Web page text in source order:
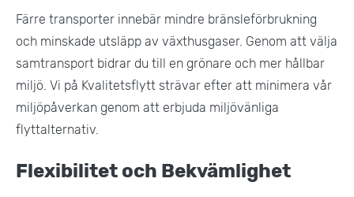
Färre transporter innebär mindre bränsleförbrukning
och minskade utsläpp av växthusgaser. Genom att välja
samtransport bidrar du till en grönare och mer hållbar
miljö. Vi på Kvalitetsflytt strävar efter att minimera vår
miljöpåverkan genom att erbjuda miljövänliga
flyttalternativ.
Flexibilitet och Bekvämlighet